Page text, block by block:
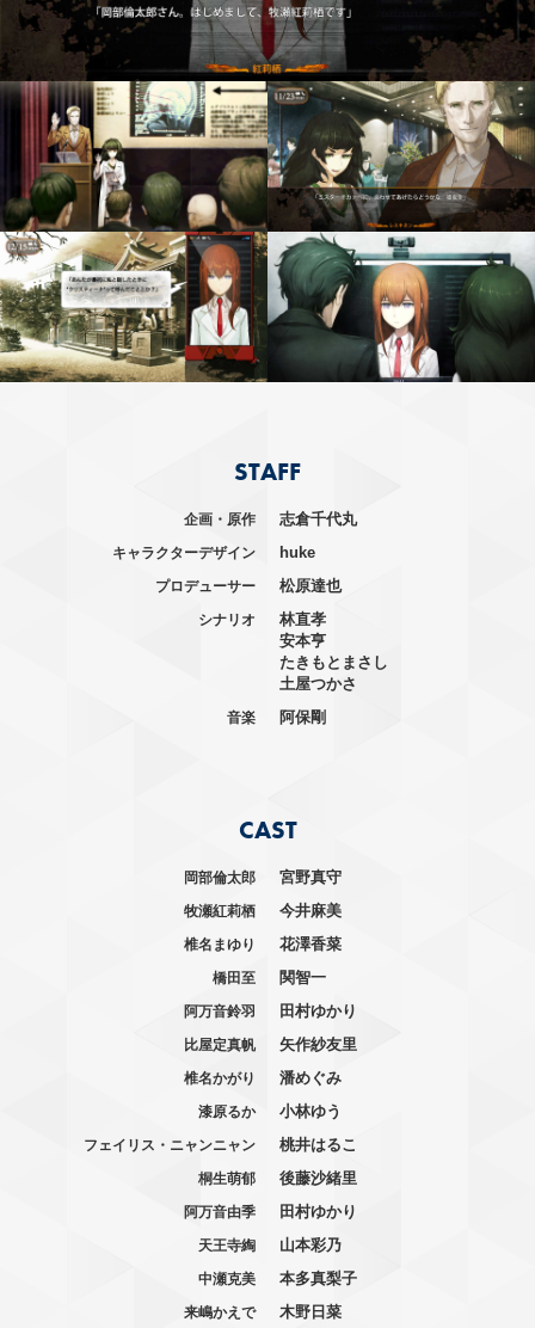
STAFF
企画・原作 志倉千代丸
キャラクターデザイン huke
プロデューサー 松原達也
シナリオ
林直孝
安本亨
たきもとまさし
土屋つかさ
音楽 阿保剛
CAST
岡部倫太郎 宮野真守
牧瀬紅莉栖 今井麻美
椎名まゆり 花澤香菜
橋田至 関智一
阿万音鈴羽 田村ゆかり
比屋定真帆 矢作紗友里
椎名かがり 潘めぐみ
漆原るか 小林ゆう
フェイリス・ニャンニャン 桃井はるこ
桐生萌郁 後藤沙緒里
阿万音由季 田村ゆかり
天王寺綯 山本彩乃
中瀬克美 本多真梨子
来嶋かえで 木野日菜